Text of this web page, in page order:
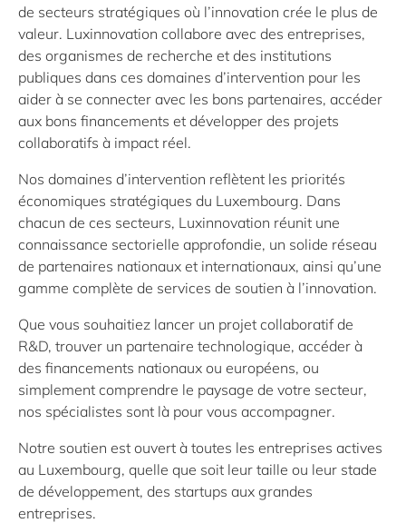
de secteurs stratégiques où l’innovation crée le plus de
valeur. Luxinnovation collabore avec des entreprises,
des organismes de recherche et des institutions
publiques dans ces domaines d’intervention pour les
aider à se connecter avec les bons partenaires, accéder
aux bons financements et développer des projets
collaboratifs à impact réel.
Nos domaines d’intervention reflètent les priorités
économiques stratégiques du Luxembourg. Dans
chacun de ces secteurs, Luxinnovation réunit une
connaissance sectorielle approfondie, un solide réseau
de partenaires nationaux et internationaux, ainsi qu’une
gamme complète de services de soutien à l’innovation.
Que vous souhaitiez lancer un projet collaboratif de
R&D, trouver un partenaire technologique, accéder à
des financements nationaux ou européens, ou
simplement comprendre le paysage de votre secteur,
nos spécialistes sont là pour vous accompagner.
Notre soutien est ouvert à toutes les entreprises actives
au Luxembourg, quelle que soit leur taille ou leur stade
de développement, des startups aux grandes
entreprises.